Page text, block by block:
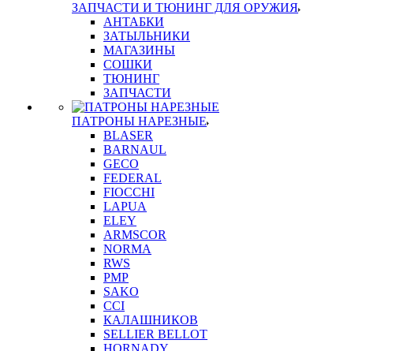
ЗАПЧАСТИ И ТЮНИНГ ДЛЯ ОРУЖИЯ
АНТАБКИ
ЗАТЫЛЬНИКИ
МАГАЗИНЫ
СОШКИ
ТЮНИНГ
ЗАПЧАСТИ
ПАТРОНЫ НАРЕЗНЫЕ
BLASER
BARNAUL
GEСO
FEDERAL
FIOCCHI
LAPUA
ELEY
ARMSCOR
NORMA
RWS
PMP
SAKO
CCI
КАЛАШНИКОВ
SELLIER BELLOT
HORNADY